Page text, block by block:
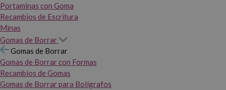
Portaminas con Goma
Recambios de Escritura
Minas
Gomas de Borrar
Gomas de Borrar
Gomas de Borrar con Formas
Recambios de Gomas
Gomas de Borrar para Bolígrafos